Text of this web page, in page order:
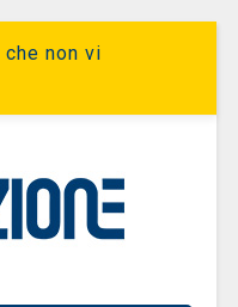
che non vi